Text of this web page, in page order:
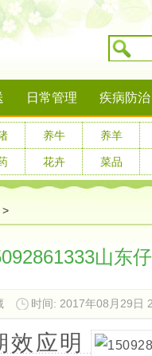
日常管理 疾病防治
养牛 养羊
花卉 菜品
>
山东
时间: 2017年08月29日
效应明